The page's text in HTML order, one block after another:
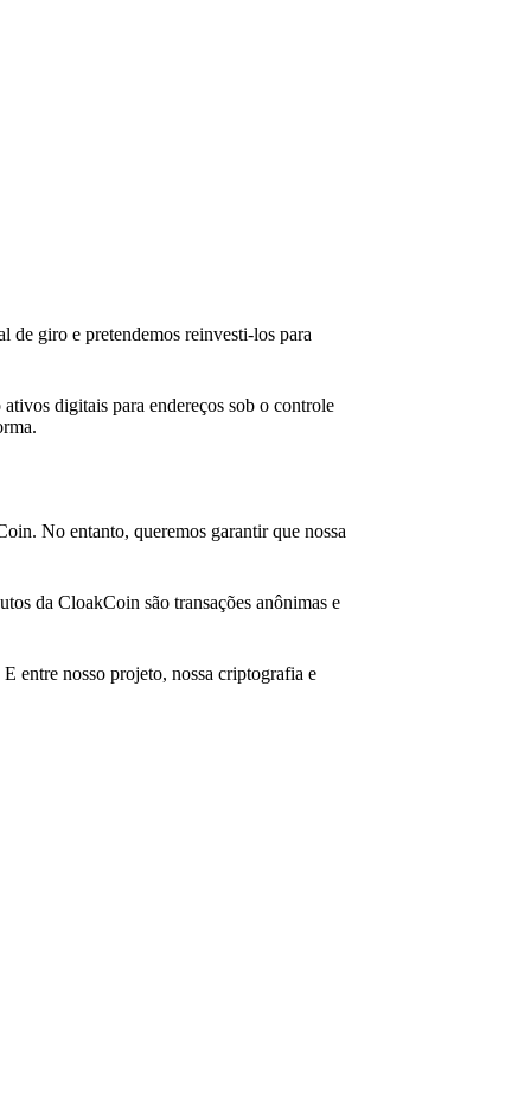
de giro e pretendemos reinvesti-los para
digitais para endereços sob o controle
No entanto, queremos garantir que nossa
da CloakCoin são transações anônimas e
entre nosso projeto, nossa criptografia e